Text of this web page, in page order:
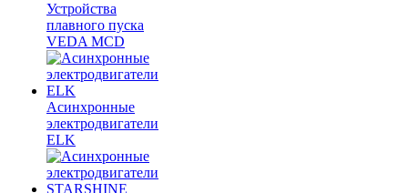
Устройства
плавного пуска
VEDA MCD
Асинхронные
электродвигатели
ELK